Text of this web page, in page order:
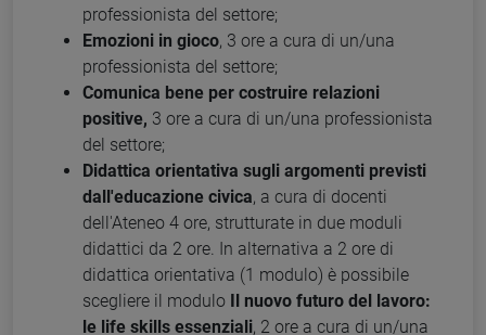
professionista del settore;
Emozioni in gioco, 3 ore a cura di un/una
professionista del settore;
Comunica bene per costruire relazioni
positive, 3 ore a cura di un/una professionista
del settore;
Didattica orientativa sugli argomenti previsti
dall'educazione civica, a cura di docenti
dell'Ateneo 4 ore, strutturate in due moduli
didattici da 2 ore. In alternativa a 2 ore di
didattica orientativa (1 modulo) è possibile
scegliere il modulo
Il nuovo futuro del lavoro:
le life skills essenziali, 2 ore a cura di un/una